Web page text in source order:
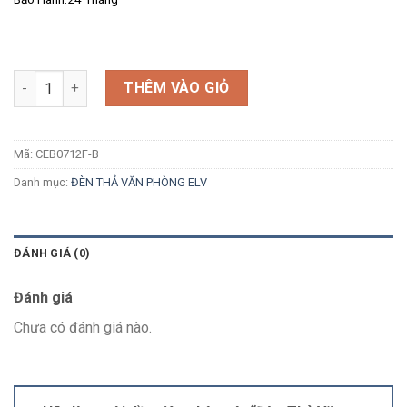
Số lượng THÊM VÀO GIỎ
Mã: CEB0712F-B
Danh mục: ĐÈN THẢ VĂN PHÒNG ELV
ĐÁNH GIÁ (0)
Đánh giá
Chưa có đánh giá nào.